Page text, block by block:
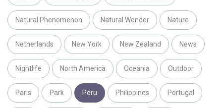
Natural Phenomenon Natural Wonder Nature
Netherlands New York New Zealand News
Nightlife North America Oceania Outdoor
Paris Park Peru Philippines Portugal